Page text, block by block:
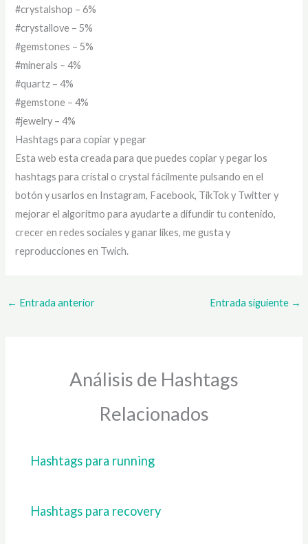
#crystalshop – 6%
#crystallove – 5%
#gemstones – 5%
#minerals – 4%
#quartz – 4%
#gemstone – 4%
#jewelry – 4%
Hashtags para copiar y pegar
Esta web esta creada para que puedes copiar y pegar los
hashtags para cristal o crystal fácilmente pulsando en el
botón y usarlos en Instagram, Facebook, TikTok y Twitter y
mejorar el algoritmo para ayudarte a difundir tu contenido,
crecer en redes sociales y ganar likes, me gusta y
reproducciones en Twich.
← Entrada anterior Entrada siguiente →
Análisis de Hashtags
Relacionados
Hashtags para running
Hashtags para recovery